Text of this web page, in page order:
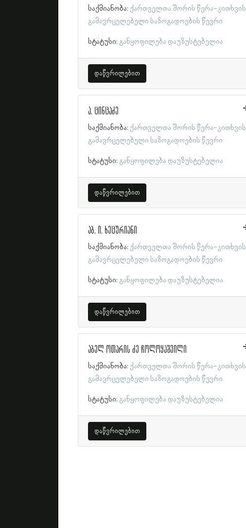
საქმიანობა: ქართველთა შორის წერა-კითხვის
გამავრცელებელი საზოგადოების წევრი
სტატუსი: განყოფილება დაუზუსტებელია
დაწვრილებით
ა. ცინცაძე
საქმიანობა: ქართველთა შორის წერა-კითხვის
გამავრცელებელი საზოგადოების წევრი
სტატუსი: განყოფილება დაუზუსტებელია
დაწვრილებით
აბ. ი. ხეცურიანი
საქმიანობა: ქართველთა შორის წერა-კითხვის
გამავრცელებელი საზოგადოების წევრი
სტატუსი: განყოფილება დაუზუსტებელია
დაწვრილებით
აბელ ოთარის ძე ჩოლოყაშვილი
საქმიანობა: ქართველთა შორის წერა-კითხვის
გამავრცელებელი საზოგადოების წევრი
სტატუსი: განყოფილება დაუზუსტებელია
დაწვრილებით